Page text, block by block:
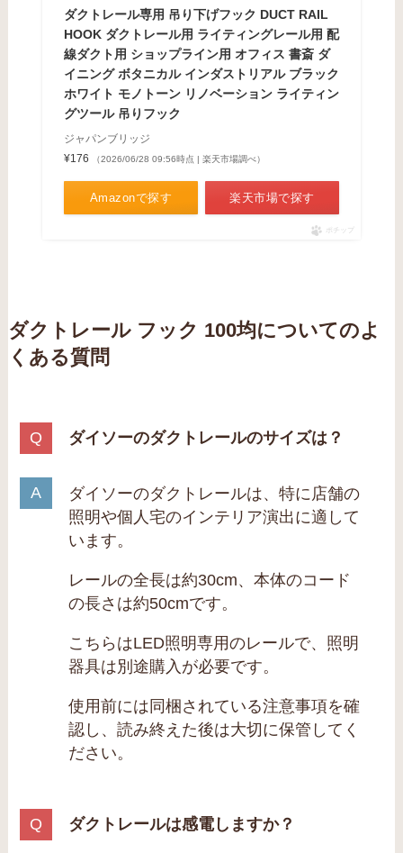
ダクトレール専用 吊り下げフック DUCT RAIL
HOOK ダクトレール用 ライティングレール用 配
線ダクト用 ショップライン用 オフィス 書斎 ダ
イニング ボタニカル インダストリアル ブラック
ホワイト モノトーン リノベーション ライティン
グツール 吊りフック
ジャパンブリッジ
¥176
（2026/06/28 09:56時点 | 楽天市場調べ）
Amazonで探す 楽天市場で探す
ポチップ
ダクトレール フック 100均についてのよ
くある質問
ダイソーのダクトレールのサイズは？
ダイソーのダクトレールは、特に店舗の
照明や個人宅のインテリア演出に適して
います。
レールの全長は約30cm、本体のコード
の長さは約50cmです。
こちらはLED照明専用のレールで、照明
器具は別途購入が必要です。
使用前には同梱されている注意事項を確
認し、読み終えた後は大切に保管してく
ださい。
ダクトレールは感電しますか？